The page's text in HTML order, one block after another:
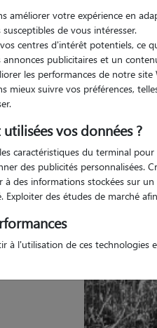
chez le Pet
Pas d'animaux
améliorer votre expérience en
de vous intéresser.
centres d'intérêt potentiels, ce
annonces publicitaires et un
les performances de notre site
mieux suivre vos préférences,
vos données ?
caractéristiques du terminal
des publicités
à des informations stockées sur
Exploiter des études de marché
à l'utilisation de ces technologies